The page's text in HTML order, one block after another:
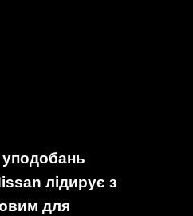
уподобань
лідирує з
для